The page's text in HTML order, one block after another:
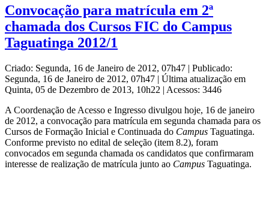
Convocação para matrícula em 2ª
chamada dos Cursos FIC do Campus
Taguatinga 2012/1
Criado: Segunda, 16 de Janeiro de 2012, 07h47 | Publicado:
Segunda, 16 de Janeiro de 2012, 07h47 | Última atualização em
Quinta, 05 de Dezembro de 2013, 10h22 | Acessos: 3446
A Coordenação de Acesso e Ingresso divulgou hoje, 16 de janeiro
de 2012, a convocação para matrícula em segunda chamada para os
Cursos de Formação Inicial e Continuada do Campus Taguatinga.
Conforme previsto no edital de seleção (item 8.2), foram
convocados em segunda chamada os candidatos que confirmaram
interesse de realização de matrícula junto ao Campus Taguatinga.